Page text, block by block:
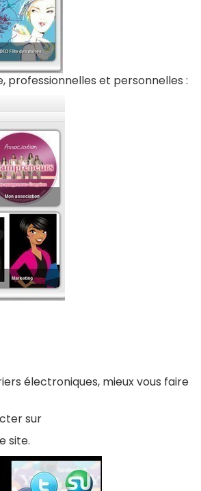
et personnelles :
électroniques, mieux vous faire
sur
site.